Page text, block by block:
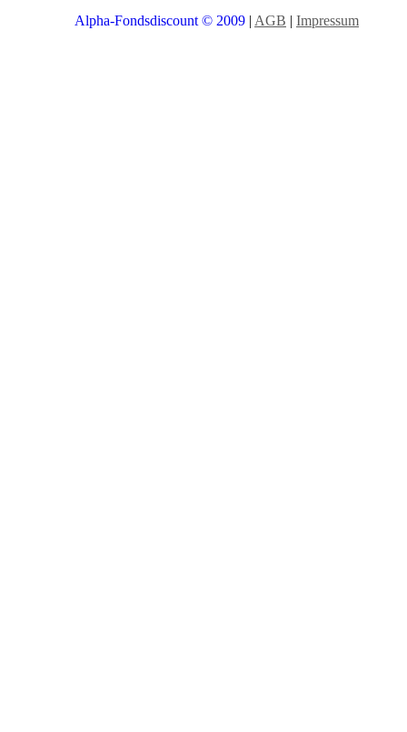
Alpha-Fondsdiscount © 2009 | AGB | Impressum